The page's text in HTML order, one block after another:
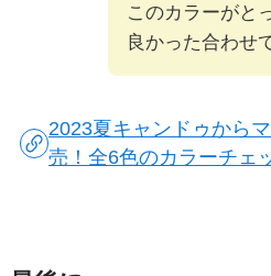
このカラーがと
良かった合わせ
2023夏キャンドゥから
売！全6色のカラーチェ